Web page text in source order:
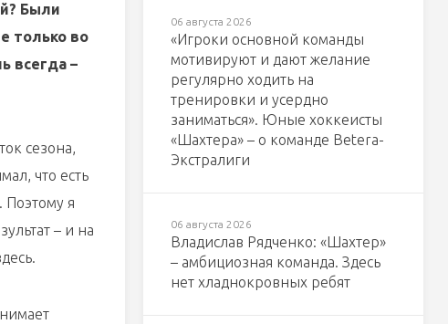
Были
только во
всегда –
сезона,
что есть
Поэтому я
– и на
06 августа 2026
«Игроки основной команды
мотивируют и дают желание
регулярно ходить на
тренировки и усердно
заниматься». Юные хоккеисты
«Шахтера» – о команде Betera-
Экстралиги
06 августа 2026
Владислав Рядченко: «Шахтер»
– амбициозная команда. Здесь
нет хладнокровных ребят